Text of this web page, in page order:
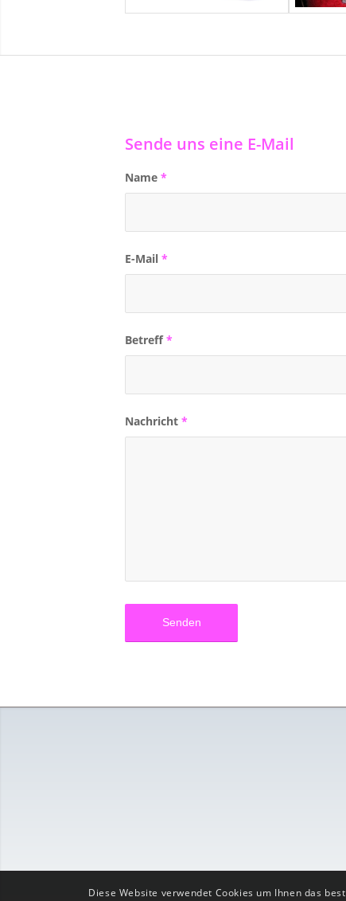
Sende uns eine E-Mail
Name *
E-Mail *
Betreff*
Nachricht *
Diese Website verwendet Cookies um Ihnen das